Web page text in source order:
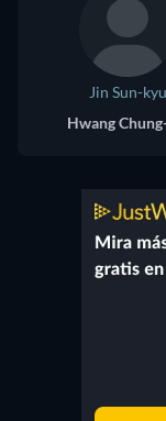
Jin Sun-kyu
Hwang